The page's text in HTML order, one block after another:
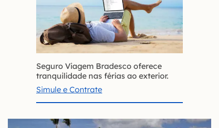
Seguro Viagem Bradesco oferece
tranquilidade nas férias ao exterior.
Simule e Contrate